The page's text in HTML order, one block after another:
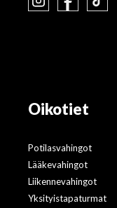
Oikotiet
Potilasvahingot
Lääkevahingot
Liikennevahingot
Yksityistapaturmat